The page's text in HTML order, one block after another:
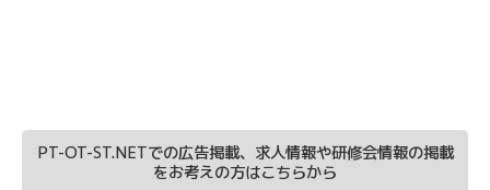
PT-OT-ST.NETでの広告掲載、求人情報や研修会情報の掲載
をお考えの方はこちらから